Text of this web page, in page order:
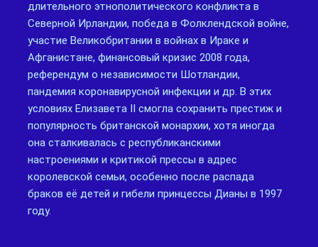
длительного этнополитического конфликта в
Северной Ирландии, победа в Фолклендской войне,
участие Великобритании в войнах в Ираке и
Афганистане, финансовый кризис 2008 года,
референдум о независимости Шотландии,
пандемия коронавирусной инфекции и др. В этих
условиях Елизавета II смогла сохранить престиж и
популярность британской монархии, хотя иногда
она сталкивалась с республиканскими
настроениями и критикой прессы в адрес
королевской семьи, особенно после распада
браков её детей и гибели принцессы Дианы в 1997
году.